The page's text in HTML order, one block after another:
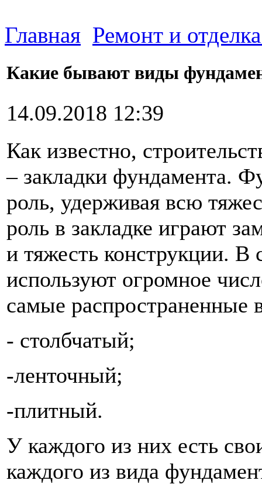
Главная Ремонт и
Какие бывают виды
14.09.2018 12:39
Как известно,
– закладки фундамента.
роль, удерживая всю
роль в закладке играют
и тяжесть конструкции. В
используют огромное
самые распространенные
- столбчатый;
-ленточный;
-плитный.
У каждого из них есть
каждого из вида